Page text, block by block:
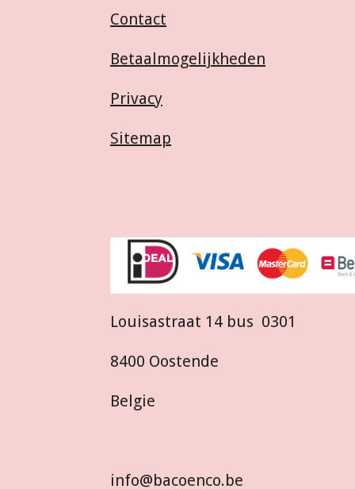
Contact
Betaalmogelijkheden
Privacy
Sitemap
Louisastraat 14 bus 0301
8400 Oostende
Belgie
info@bacoenco.be